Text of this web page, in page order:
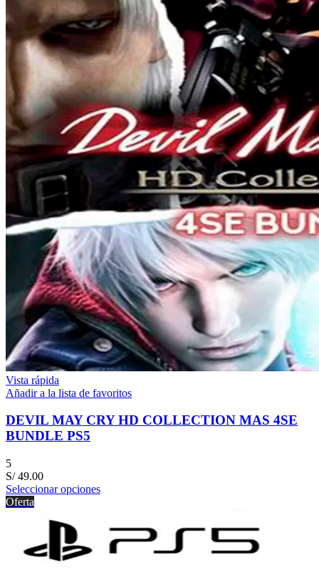
Vista rápida
Añadir a la lista de favoritos
DEVIL MAY CRY HD COLLECTION MAS 4SE
BUNDLE PS5
5
S/49.00
Seleccionar opciones
Oferta